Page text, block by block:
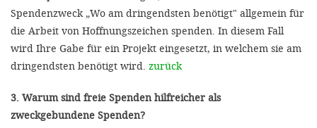
Spendenzweck „Wo am dringendsten benötigt" allgemein für
die Arbeit von Hoffnungszeichen spenden. In diesem Fall
wird Ihre Gabe für ein Projekt eingesetzt, in welchem sie am
dringendsten benötigt wird. zurück
3. Warum sind freie Spenden hilfreicher als
zweckgebundene Spenden?